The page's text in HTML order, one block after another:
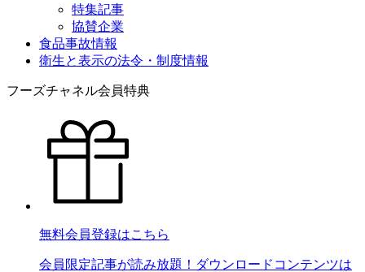
特集記事
協賛企業
食品事故情報
衛生と表示の法令・制度情報
フーズチャネル会員特典
無料会員登録はこちら
会員限定記事が読み放題！ダウンロードコンテンツは